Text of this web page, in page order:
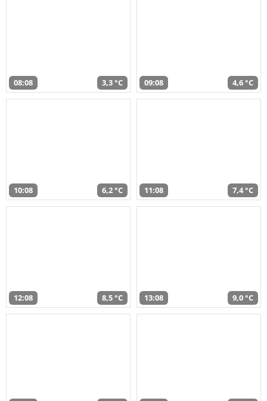
08:08 3,3 °C 09:08 4,6 °C
10:08 6,2 °C 11:08 7,4 °C
12:08 8,5 °C 13:08 9,0 °C